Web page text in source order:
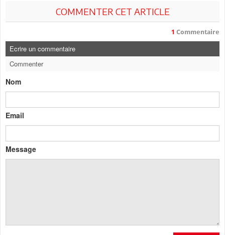
COMMENTER CET ARTICLE
1 Commentaire
Ecrire un commentaire
Commenter
Nom
Email
Message